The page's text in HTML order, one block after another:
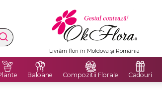
Livrăm flori în Moldova și România
Baloane Compozitii Florale Cadouri